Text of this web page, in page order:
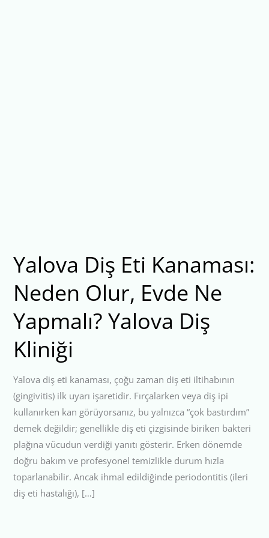
Yalova Diş Eti Kanaması:
Neden Olur, Evde Ne
Yapmalı? Yalova Diş
Kliniği
Yalova diş eti kanaması, çoğu zaman diş eti iltihabının
(gingivitis) ilk uyarı işaretidir. Fırçalarken veya diş ipi
kullanırken kan görüyorsanız, bu yalnızca “çok bastırdım”
demek değildir; genellikle diş eti çizgisinde biriken bakteri
plağına vücudun verdiği yanıtı gösterir. Erken dönemde
doğru bakım ve profesyonel temizlikle durum hızla
toparlanabilir. Ancak ihmal edildiğinde periodontitis (ileri
diş eti hastalığı), […]